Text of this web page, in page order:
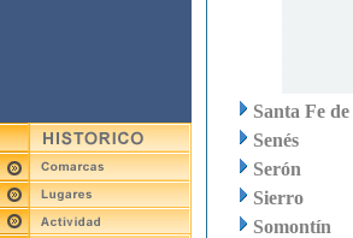
Santa Fe
Senés
Serón
Sierro
Somontín